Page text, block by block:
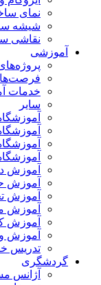
نمای
شیشه
نقاشی
آموزشی
خدمات
سایر
آموزش
آموزش
آموزش
آموزش
آموزش
آموزش
تدریس
گردشگری
آژانس